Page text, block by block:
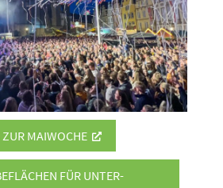
MAIWOCHE
FÜR UNTER­